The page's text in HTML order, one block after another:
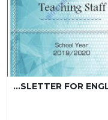
NEWSLETTER FOR ENGLISH خطط وتقسيم المنهج (لغة انجليزية) العاشر